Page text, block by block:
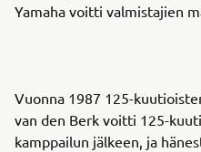
Yamaha voitti valmistajien
Vuonna 1987 125-
van den Berk voitti 125-
kamppailun jälkeen, ja